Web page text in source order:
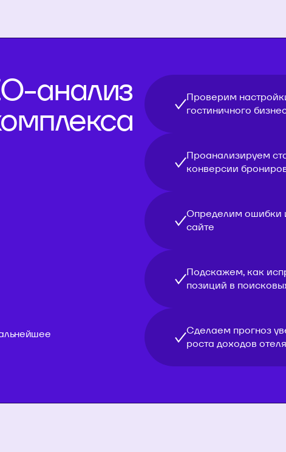
анализ
Проверим
гостиничного
Проанализируем
конверсии
Определим ошибки
сайте
Подскажем, как
позиций в
Сделаем прогноз
роста доходов отеля